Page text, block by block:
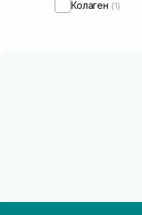
Колаген (1)